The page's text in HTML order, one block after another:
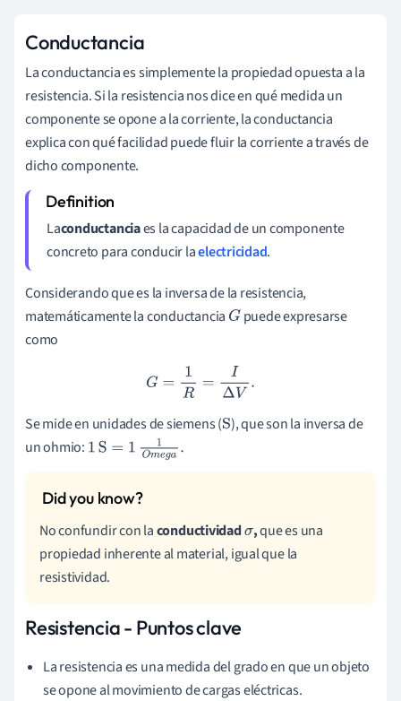
Conductancia
La conductancia es simplemente la propiedad opuesta a la
resistencia. Si la resistencia nos dice en qué medida un
componente se opone a la corriente, la conductancia
explica con qué facilidad puede fluir la corriente a través de
dicho componente.
Laconductanciaes la capacidad de un componente
concreto para conducir laelectricidad.
Considerando que es la inversa de la resistencia,
matemáticamente la conductancia Gpuede expresarse
como
G =1R =IΔ V.
Se mide en unidades de siemens (S), que son la inversa de
un ohmio: 1S= 11 Omega.
No confundir con laconductividadσ,que es una
propiedad inherente al material, igual que la
resistividad.
Resistencia - Puntos clave
La resistencia es una medida del grado en que un objeto
se opone al movimiento de cargas eléctricas.